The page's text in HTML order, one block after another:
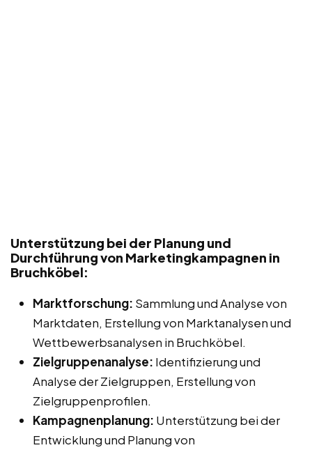
Unterstützung bei der Planung und
Durchführung von Marketingkampagnen in
Bruchköbel:
Marktforschung: Sammlung und Analyse von
Marktdaten, Erstellung von Marktanalysen und
Wettbewerbsanalysen in Bruchköbel.
Zielgruppenanalyse: Identifizierung und
Analyse der Zielgruppen, Erstellung von
Zielgruppenprofilen.
Kampagnenplanung: Unterstützung bei der
Entwicklung und Planung von